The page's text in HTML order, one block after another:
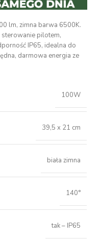
lm, zimna barwa 6500K.
sterowanie pilotem,
IP65, idealna do
darmowa energia ze
100W
39,5 x 21 cm
biała zimna
140°
tak – IP65